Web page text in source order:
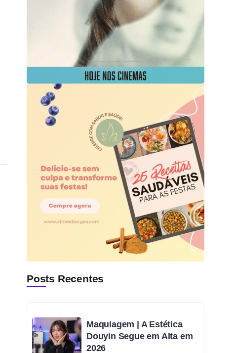
Posts Recentes
Maquiagem | A Estética
Douyin Segue em Alta em
2026